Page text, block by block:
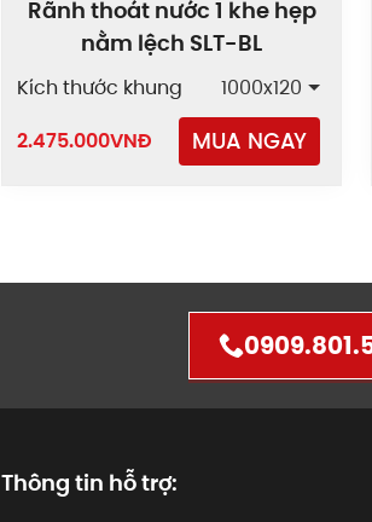
Rãnh thoát nước 1 khe hẹp
nằm lệch SLT-BL
Kích thước khung
1000x120
2.475.000VNĐ MUA NGAY
Thông tin hỗ trợ: